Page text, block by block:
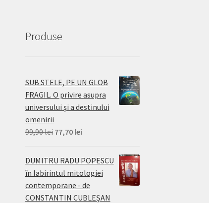
Produse
SUB STELE, PE UN GLOB
FRAGIL. O privire asupra
universului și a destinului
omenirii
99,90lei Prețul
a
fost:
77,70 leiPrețul
este:
77,70 lei.
DUMITRU RADU POPESCU
în labirintul mitologiei
contemporane - de
CONSTANTIN CUBLEȘAN